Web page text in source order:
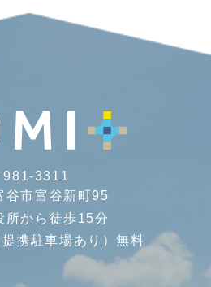
981-3311
谷市富谷新町95
所から徒歩15分
携駐車場あり）無料